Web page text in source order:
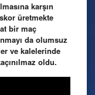
karşın
üretmekte
bir maç
da olumsuz
ve kalelerinde
oldu.